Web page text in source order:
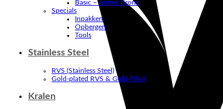
Basic – Antiek Brons
Specials
Inpakken
Opbergen
Tools
Stainless Steel
RVS (Stainless Steel)
Gold-plated RVS & Gold-filled
Kralen